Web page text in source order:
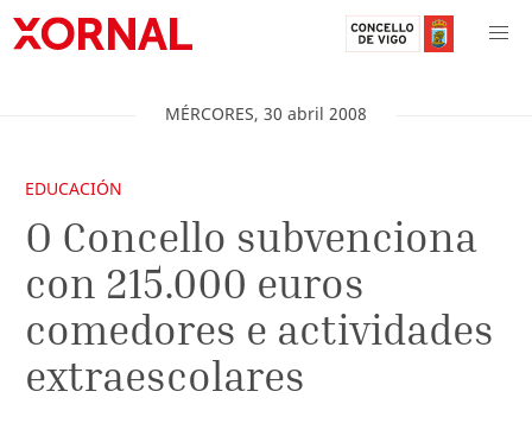
MÉRCORES, 30 abril 2008
EDUCACIÓN
O Concello subvenciona
con 215.000 euros
comedores e actividades
extraescolares